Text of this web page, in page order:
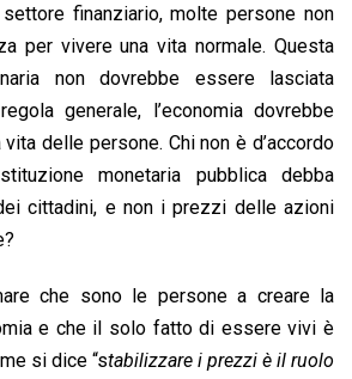
finanziario, molte persone non
per vivere una vita normale. Questa
non dovrebbe essere lasciata
generale, l’economia dovrebbe
delle persone. Chi non è d’accordo
monetaria pubblica debba
cittadini, e non i prezzi delle azioni
che sono le persone a creare la
e che il solo fatto di essere vivi è
si dice “stabilizzare i prezzi è il ruolo